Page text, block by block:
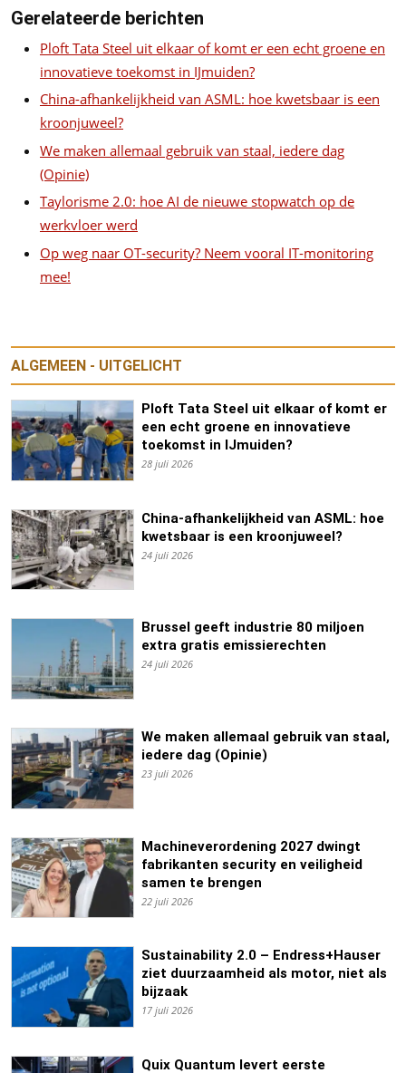
Gerelateerde berichten
Ploft Tata Steel uit elkaar of komt er een echt groene en
innovatieve toekomst in IJmuiden?
China-afhankelijkheid van ASML: hoe kwetsbaar is een
kroonjuweel?
We maken allemaal gebruik van staal, iedere dag
(Opinie)
Taylorisme 2.0: hoe AI de nieuwe stopwatch op de
werkvloer werd
Op weg naar OT-security? Neem vooral IT-monitoring
mee!
ALGEMEEN - UITGELICHT
Ploft Tata Steel uit elkaar of komt er
een echt groene en innovatieve
toekomst in IJmuiden?
28 juli 2026
China-afhankelijkheid van ASML: hoe
kwetsbaar is een kroonjuweel?
24 juli 2026
Brussel geeft industrie 80 miljoen
extra gratis emissierechten
24 juli 2026
We maken allemaal gebruik van staal,
iedere dag (Opinie)
23 juli 2026
Machineverordening 2027 dwingt
fabrikanten security en veiligheid
samen te brengen
22 juli 2026
Sustainability 2.0 – Endress+Hauser
ziet duurzaamheid als motor, niet als
bijzaak
17 juli 2026
Quix Quantum levert eerste